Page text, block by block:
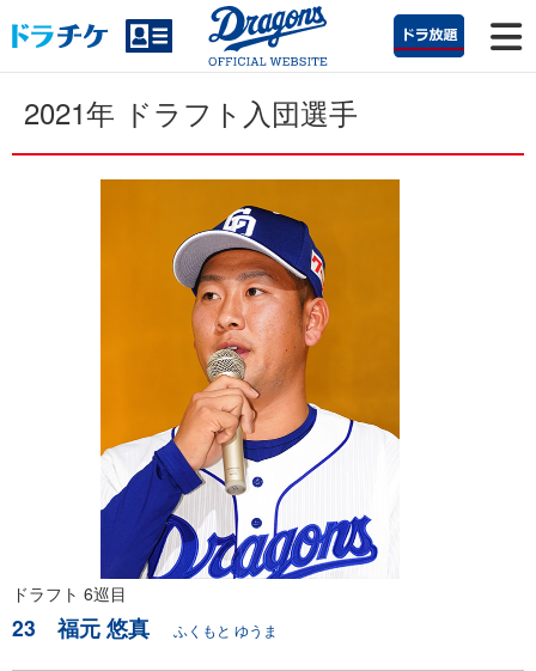
2021年 ドラフト入団選手
ドラフト 6巡目
23 福元 悠真 ふくもと ゆうま